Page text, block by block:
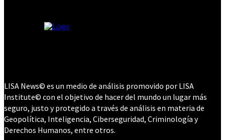
LISA News© es un medio de análisis promovido por LISA
Institute© con el objetivo de hacer del mundo un lugar más
seguro, justo y protegido a través de análisis en materia de
Geopolítica, Inteligencia, Ciberseguridad, Criminología y
Derechos Humanos, entre otros.